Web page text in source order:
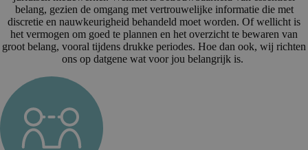
belang, gezien de omgang met vertrouwelijke informatie die met
discretie en nauwkeurigheid behandeld moet worden. Of wellicht is
het vermogen om goed te plannen en het overzicht te bewaren van
groot belang, vooral tijdens drukke periodes. Hoe dan ook, wij richten
ons op datgene wat voor jou belangrijk is.